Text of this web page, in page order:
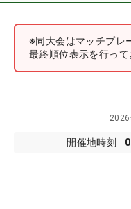
※同大会はマッチプレ
最終順位表示を行っ
開催地時刻